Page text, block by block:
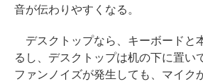
音が伝わりやすくなる。
デスクトップなら、キーボードと
るし、デスクトップは机の下に置い
ファンノイズが発生しても、マイク